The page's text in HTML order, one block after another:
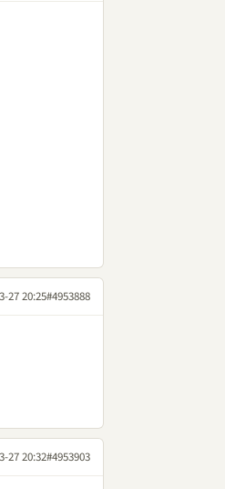
27 20:25#4953888
27 20:32#4953903